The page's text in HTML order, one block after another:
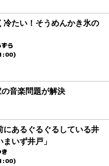
冷たい！そうめんかき氷の
ら
音楽問題が解決
にあるぐるぐるしている井
まいず井戸」